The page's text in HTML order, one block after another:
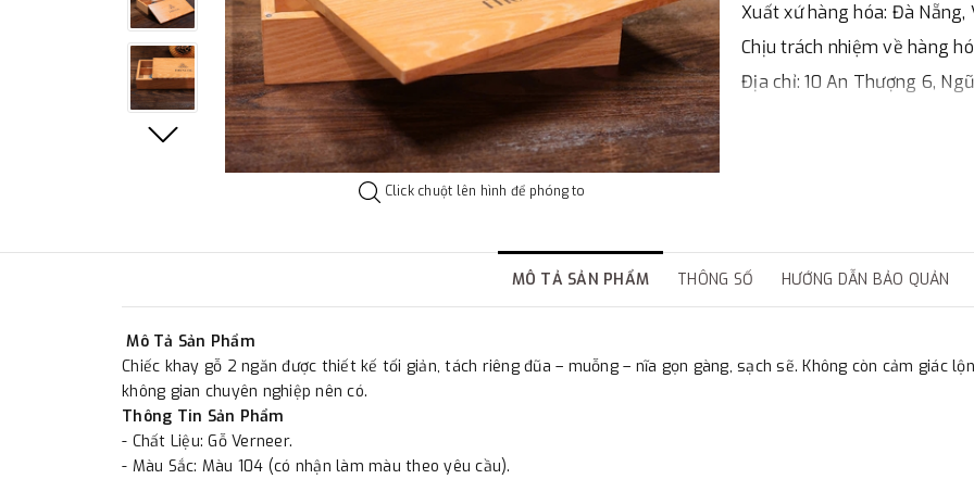
Click chuột lên hình để phóng to
Xuất xứ hàng hóa: Đà Nẵng,
Chịu trách nhiệm về hàng
Địa chỉ: 10 An Thượng 6,
MÔ TẢ SẢN PHẨM THÔNG SỐ HƯỚNG DẪN BẢO QUẢN
Mô Tả Sản Phẩm
Chiếc khay gỗ 2 ngăn được thiết kế tối giản, tách riêng đũa – muỗng – nĩa gọn gàng, sạch sẽ. Không còn cảm giác
không gian chuyên nghiệp nên có.
Thông Tin Sản Phẩm
- Chất Liệu: Gỗ Verneer.
- Màu Sắc: Màu 104 (có nhận làm màu theo yêu cầu).